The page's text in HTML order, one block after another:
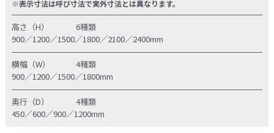
※表示寸法は呼び寸法で実外寸法とは異なります。
高さ（H）
6種類
900／1200／1500／1800／2100／2400mm
横幅（W）
4種類
900／1200／1500／1800mm
奥行（D）
4種類
450／600／900／1200mm